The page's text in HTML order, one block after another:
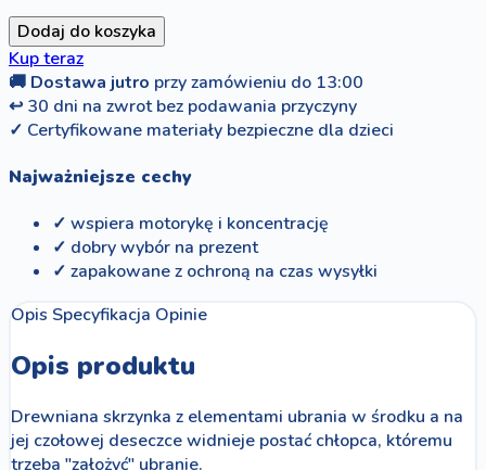
Dodaj do koszyka
Kup teraz
🚚 Dostawa jutro przy zamówieniu do 13:00
↩ 30 dni na zwrot bez podawania przyczyny
✓ Certyfikowane materiały bezpieczne dla dzieci
Najważniejsze cechy
✓ wspiera motorykę i koncentrację
✓ dobry wybór na prezent
✓ zapakowane z ochroną na czas wysyłki
Opis Specyfikacja Opinie
Opis produktu
Drewniana skrzynka z elementami ubrania w środku a na
jej czołowej deseczce widnieje postać chłopca, któremu
trzeba "założyć" ubranie.